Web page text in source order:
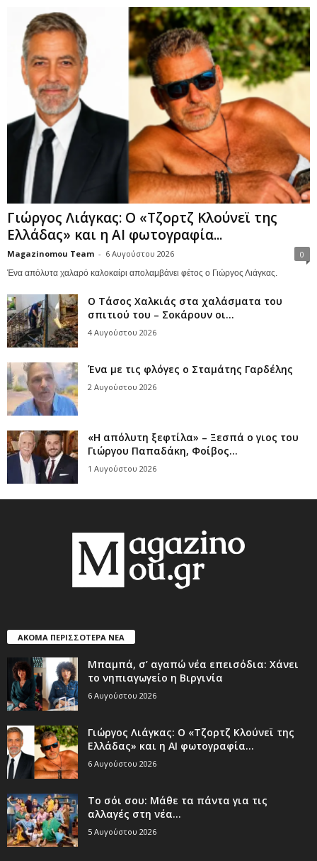
Γιώργος Λιάγκας: Ο «Τζορτζ Κλούνεϊ της
Ελλάδας» και η AI φωτογραφία...
Magazinomou Team - 6 Αυγούστου 2026 0
Ένα απόλυτα χαλαρό καλοκαίρι απολαμβάνει φέτος ο Γιώργος Λιάγκας.
Ο Τάσος Χαλκιάς στα χαλάσματα του
σπιτιού του – Σοκάρουν οι...
4 Αυγούστου 2026
Ένα με τις φλόγες ο Σταμάτης Γαρδέλης
2 Αυγούστου 2026
«Η απόλυτη ξεφτίλα» – Ξεσπά ο γιος του
Γιώργου Παπαδάκη, Φοίβος...
1 Αυγούστου 2026
ΑΚΟΜΑ ΠΕΡΙΣΣΟΤΕΡΑ ΝΕΑ
Μπαμπά, σ’ αγαπώ νέα επεισόδια: Χάνει
το νηπιαγωγείο η Βιργινία
6 Αυγούστου 2026
Γιώργος Λιάγκας: Ο «Τζορτζ Κλούνεϊ της
Ελλάδας» και η AI φωτογραφία...
6 Αυγούστου 2026
Το σόι σου: Μάθε τα πάντα για τις
αλλαγές στη νέα...
5 Αυγούστου 2026